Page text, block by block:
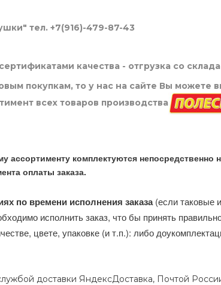
тел. +7(916)-479-87-43
качества - отгрузка со
покупкам, то у нас на сайте Вы можете
всех товаров производства
ассортименту комплектуются непосредственно
оплаты заказа.
по времени исполнения заказа(если таковые
исполнить заказ, что бы принять
цвете, упаковке (и т.п.): либо
доставки ЯндексДоставка, Почтой